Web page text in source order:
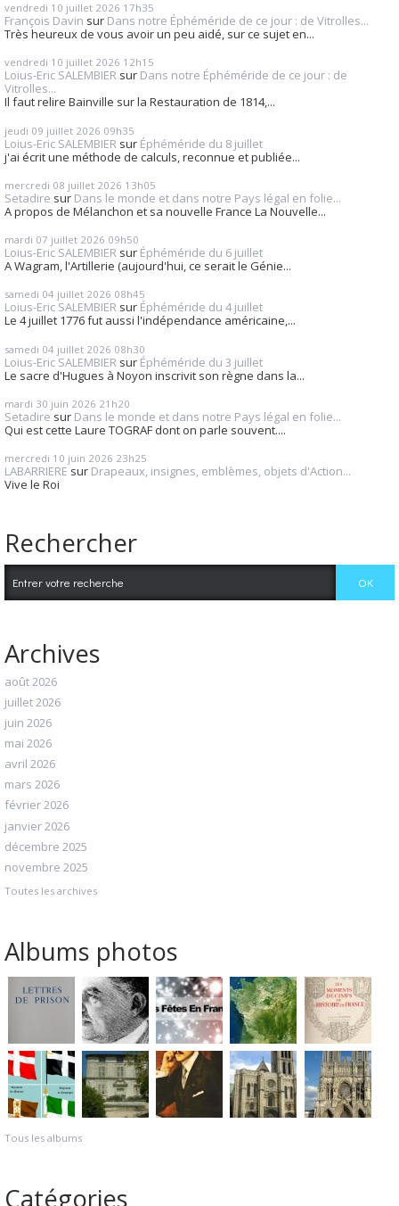
vendredi 10 juillet 2026 17h35
François Davin sur Dans notre Éphéméride de ce jour : de Vitrolles...
Très heureux de vous avoir un peu aidé, sur ce sujet en...
vendredi 10 juillet 2026 12h15
Loius-Eric SALEMBIER sur Dans notre Éphéméride de ce jour : de
Vitrolles...
Il faut relire Bainville sur la Restauration de 1814,...
jeudi 09 juillet 2026 09h35
Loius-Eric SALEMBIER sur Éphéméride du 8 juillet
j'ai écrit une méthode de calculs, reconnue et publiée...
mercredi 08 juillet 2026 13h05
Setadire sur Dans le monde et dans notre Pays légal en folie...
A propos de Mélanchon et sa nouvelle France La Nouvelle...
mardi 07 juillet 2026 09h50
Loius-Eric SALEMBIER sur Éphéméride du 6 juillet
A Wagram, l'Artillerie (aujourd'hui, ce serait le Génie...
samedi 04 juillet 2026 08h45
Loius-Eric SALEMBIER sur Éphéméride du 4 juillet
Le 4 juillet 1776 fut aussi l'indépendance américaine,...
samedi 04 juillet 2026 08h30
Loius-Eric SALEMBIER sur Éphéméride du 3 juillet
Le sacre d'Hugues à Noyon inscrivit son règne dans la...
mardi 30 juin 2026 21h20
Setadire sur Dans le monde et dans notre Pays légal en folie...
Qui est cette Laure TOGRAF dont on parle souvent....
mercredi 10 juin 2026 23h25
LABARRIERE sur Drapeaux, insignes, emblèmes, objets d'Action...
Vive le Roi
Rechercher
Archives
août 2026
juillet 2026
juin 2026
mai 2026
avril 2026
mars 2026
février 2026
janvier 2026
décembre 2025
novembre 2025
Toutes les archives
Albums photos
Tous les albums
Catégories